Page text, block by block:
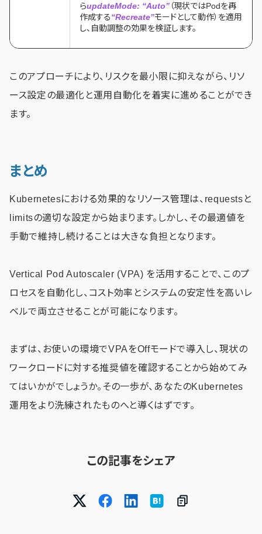
らupdateMode: “Auto” （現状ではPodを再
作成する“Recreate”モードとして動作）を適用
し、自動調整の効果を検証します。
このアプローチにより、リスクを最小限に抑えながら、リソ
ース設定の最適化と運用自動化を着実に進めることができ
ます。
まとめ
Kubernetesにおける効果的なリソース管理は、requestsと
limitsの適切な設定から始まります。しかし、その最適値を
手動で維持し続けることは大きな負担となります。
Vertical Pod Autoscaler (VPA) を活用することで、このプ
ロセスを自動化し、コスト効率とシステムの安定性を高いレ
ベルで両立させることが可能になります。
まずは、お使いの環境でVPAをOffモードで導入し、現状の
ワークロードに対する推奨値を確認することから始めてみ
てはいかがでしょうか。その一歩が、あなたのKubernetes
運用をより洗練されたものへと導くはずです。
この記事をシェア